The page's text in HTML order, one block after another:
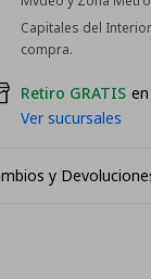
Capitales del Interior
compra.
Retiro GRATIS
Ver sucursales
y